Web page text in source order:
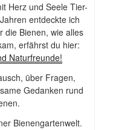
Herz und Seele Tier-
entdeckte ich
die Bienen, wie alles
erfährst du hier:
Naturfreunde!
über Fragen,
Gedanken rund
Bienengartenwelt.